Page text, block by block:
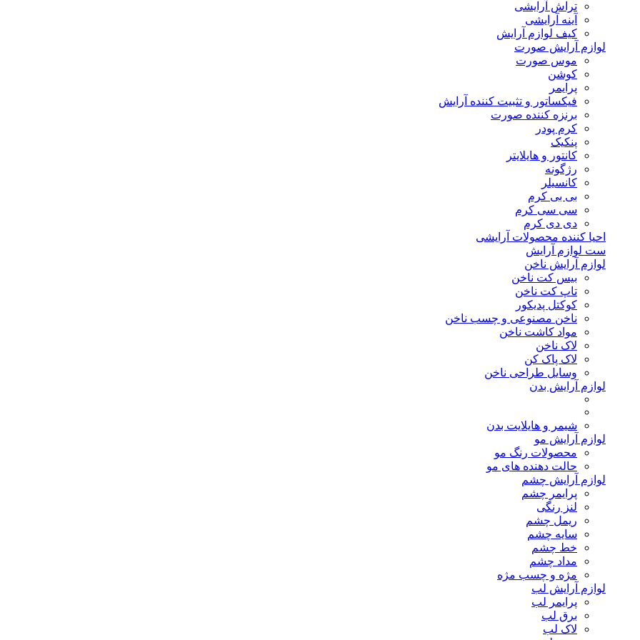
تراش آرایشی
آینه آرایشی
کیف لوازم آرایش
لوازم آرایش صورت
موس صورت
کوشن
پرایمر
فیکساتور و تثبیت کننده آرایش
برنزه کننده صورت
کرم پودر
پنکیک
کانتور و هایلایتر
رژگونه
کانسیلر
بی بی کرم
سی سی کرم
دی دی کرم
احیا کننده محصولات آرایشی
ست لوازم آرایش
لوازم آرایش ناخن
بیس کت ناخن
تاپ کت ناخن
کوکتل پدیکور
ناخن مصنوعی و چسب ناخن
مواد کاشت ناخن
لاک ناخن
لاک پاک کن
وسایل طراحی ناخن
لوازم آرایش بدن
شیمر و هایلایت بدن
لوازم آرایش مو
محصولات رنگ مو
حالت دهنده های مو
لوازم آرایش چشم
پرایمر چشم
لنز رنگی
ریمل چشم
سایه چشم
خط چشم
مداد چشم
مژه و چسب مژه
لوازم آرایش لب
پرایمر لب
برق لب
لاک لب